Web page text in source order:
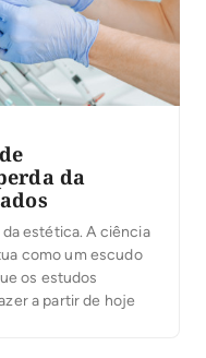
da
estética. A ciência
como um escudo
os estudos
a partir de hoje